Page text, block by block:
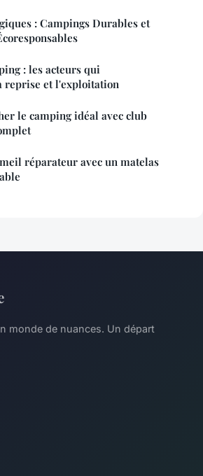
: Campings Durables et
: les acteurs qui
reprise et l'exploitation
le camping idéal avec club
réparateur avec un matelas
monde de nuances. Un départ